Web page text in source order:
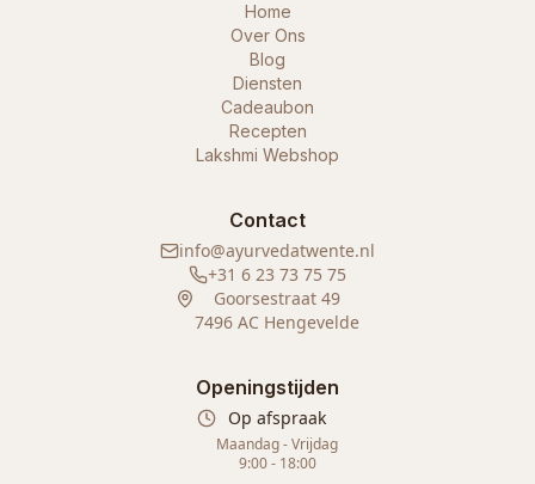
Home
Over Ons
Blog
Diensten
Cadeaubon
Recepten
Lakshmi Webshop
Contact
info@ayurvedatwente.nl
+31 6 23 73 75 75
Goorsestraat 49
7496 AC Hengevelde
Openingstijden
Op afspraak
Maandag - Vrijdag
9:00 - 18:00